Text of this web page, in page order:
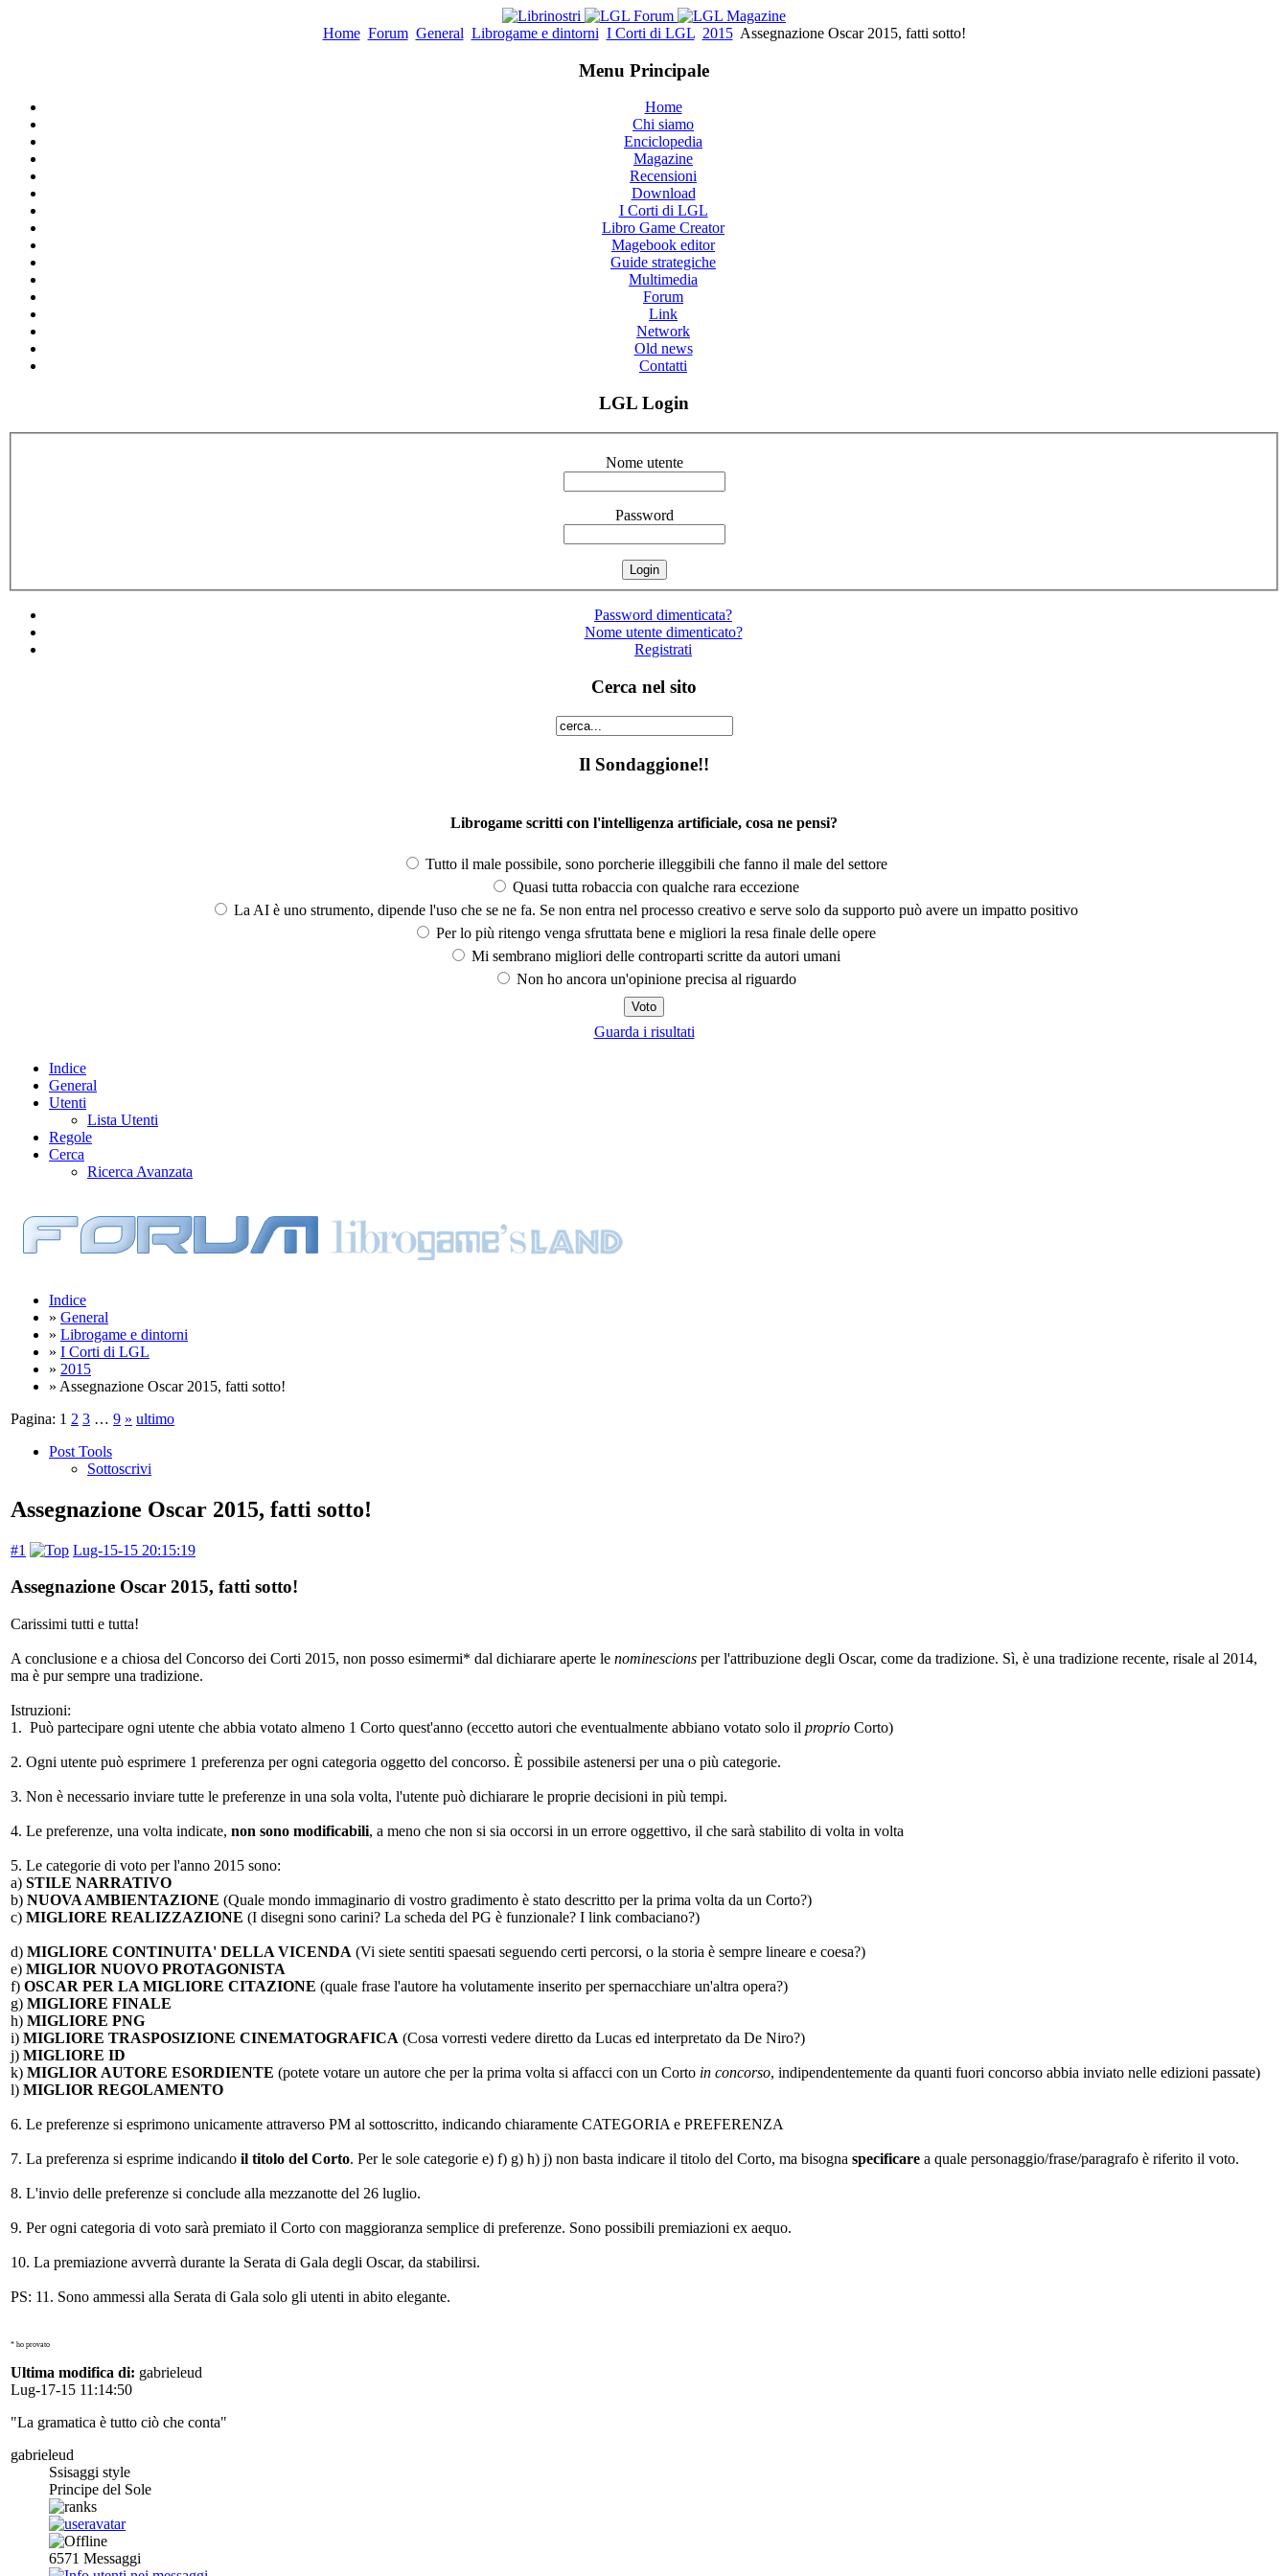
Home Forum General Librogame e dintorni I Corti di LGL 2015 Assegnazione Oscar 2015, fatti sotto!
Menu Principale
Home
Chi siamo
Enciclopedia
Magazine
Recensioni
Download
I Corti di LGL
Libro Game Creator
Magebook editor
Guide strategiche
Multimedia
Forum
Link
Network
Old news
Contatti
LGL Login
Nome utente
Password
Password dimenticata?
Nome utente dimenticato?
Registrati
Cerca nel sito
Il Sondaggione!!
Librogame scritti con l'intelligenza artificiale, cosa ne pensi?
Tutto il male possibile, sono porcherie illeggibili che fanno il male del settore
Quasi tutta robaccia con qualche rara eccezione
La AI è uno strumento, dipende l'uso che se ne fa. Se non entra nel processo creativo e serve solo da supporto può avere un impatto positivo
Per lo più ritengo venga sfruttata bene e migliori la resa finale delle opere
Mi sembrano migliori delle controparti scritte da autori umani
Non ho ancora un'opinione precisa al riguardo
Guarda i risultati
Indice
General
Utenti
Lista Utenti
Regole
Cerca
Ricerca Avanzata
Indice
» General
» Librogame e dintorni
» I Corti di LGL
» 2015
» Assegnazione Oscar 2015, fatti sotto!
Pagina: 1 2 3 … 9 » ultimo
Post Tools
Sottoscrivi
Assegnazione Oscar 2015, fatti sotto!
#1 Lug-15-15 20:15:19
Assegnazione Oscar 2015, fatti sotto!
Carissimi tutti e tutta!
A conclusione e a chiosa del Concorso dei Corti 2015, non posso esimermi* dal dichiarare aperte le nominescions per l'attribuzione degli Oscar, come da tradizione. Sì, è una tradizione recente, risale al 2014,
ma è pur sempre una tradizione.
Istruzioni:
1. Può partecipare ogni utente che abbia votato almeno 1 Corto quest'anno (eccetto autori che eventualmente abbiano votato solo il proprio Corto)
2. Ogni utente può esprimere 1 preferenza per ogni categoria oggetto del concorso. È possibile astenersi per una o più categorie.
3. Non è necessario inviare tutte le preferenze in una sola volta, l'utente può dichiarare le proprie decisioni in più tempi.
4. Le preferenze, una volta indicate, non sono modificabili, a meno che non si sia occorsi in un errore oggettivo, il che sarà stabilito di volta in volta
5. Le categorie di voto per l'anno 2015 sono:
a) STILE NARRATIVO
b) NUOVA AMBIENTAZIONE (Quale mondo immaginario di vostro gradimento è stato descritto per la prima volta da un Corto?)
c) MIGLIORE REALIZZAZIONE (I disegni sono carini? La scheda del PG è funzionale? I link combaciano?)
d) MIGLIORE CONTINUITA' DELLA VICENDA (Vi siete sentiti spaesati seguendo certi percorsi, o la storia è sempre lineare e coesa?)
e) MIGLIOR NUOVO PROTAGONISTA
f) OSCAR PER LA MIGLIORE CITAZIONE (quale frase l'autore ha volutamente inserito per spernacchiare un'altra opera?)
g) MIGLIORE FINALE
h) MIGLIORE PNG
i) MIGLIORE TRASPOSIZIONE CINEMATOGRAFICA (Cosa vorresti vedere diretto da Lucas ed interpretato da De Niro?)
j) MIGLIORE ID
k) MIGLIOR AUTORE ESORDIENTE (potete votare un autore che per la prima volta si affacci con un Corto in concorso, indipendentemente da quanti fuori concorso abbia inviato nelle edizioni passate)
l) MIGLIOR REGOLAMENTO
6. Le preferenze si esprimono unicamente attraverso PM al sottoscritto, indicando chiaramente CATEGORIA e PREFERENZA
7. La preferenza si esprime indicando il titolo del Corto. Per le sole categorie e) f) g) h) j) non basta indicare il titolo del Corto, ma bisogna specificare a quale personaggio/frase/paragrafo è riferito il voto.
8. L'invio delle preferenze si conclude alla mezzanotte del 26 luglio.
9. Per ogni categoria di voto sarà premiato il Corto con maggioranza semplice di preferenze. Sono possibili premiazioni ex aequo.
10. La premiazione avverrà durante la Serata di Gala degli Oscar, da stabilirsi.
PS: 11. Sono ammessi alla Serata di Gala solo gli utenti in abito elegante.
* ho provato
Ultima modifica di: gabrieleud
Lug-17-15 11:14:50
"La gramatica è tutto ciò che conta"
gabrieleud
Ssisaggi style
Principe del Sole
6571 Messaggi